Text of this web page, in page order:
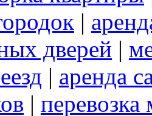
|
дверей |
| аренда
|